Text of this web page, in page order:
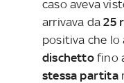
caso aveva
arrivava da25
positiva che lo
dischetto fino
stessa partita